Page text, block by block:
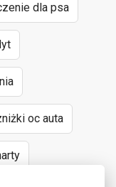
dla psa
oc auta